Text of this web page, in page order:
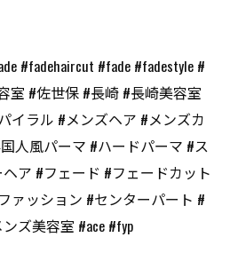
#fadehaircut #fade #fadestyle #
室 #佐世保 #長崎 #長崎美容室
イラル #メンズヘア #メンズカ
人風パーマ #ハードパーマ #ス
ア #フェード #フェードカット
ァッション #センターパート #
ズ美容室 #ace #fyp